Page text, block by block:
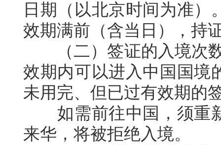
日期（以北京时间为准）
效期满前（含当日），持
（二）签证的入境次
效期内可以进入中国国境
未用完、但已过有效期的
如需前往中国，须重
来华，将被拒绝入境。